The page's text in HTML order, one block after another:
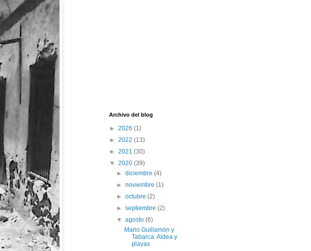
Archivo del blog
► 2026 (1)
► 2022 (13)
► 2021 (30)
▼ 2020 (39)
►diciembre(4)
►noviembre(1)
►octubre(2)
►septiembre(2)
▼agosto(6)
Mario Guillamón y
Tabarca. Aldea y
playas